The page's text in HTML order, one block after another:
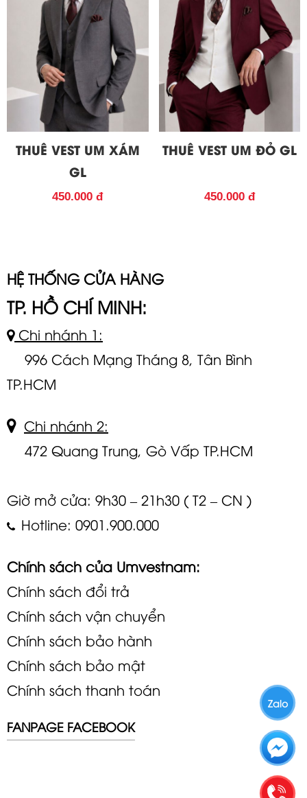
THUÊ VEST UM XÁM
GL
450.000 đ
THUÊ VEST UM ĐỎ GL
450.000 đ
HỆ THỐNG CỬA HÀNG
TP. HỒ CHÍ MINH:
Chi nhánh 1:
996 Cách Mạng Tháng 8, Tân Bình
TP.HCM
Chi nhánh 2:
472 Quang Trung, Gò Vấp TP.HCM
Giờ mở cửa: 9h30 – 21h30 ( T2 – CN )
Hotline: 0901.900.000
Chính sách của Umvestnam:
Chính sách đổi trả
Chính sách vận chuyển
Chính sách bảo hành
Chính sách bảo mật
Chính sách thanh toán
FANPAGE FACEBOOK
Zalo